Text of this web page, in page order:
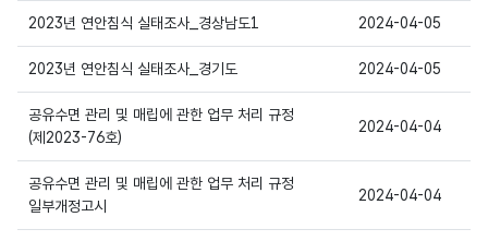
2023년 연안침식 실태조사_경상남도1 2024-04-05
2023년 연안침식 실태조사_경기도 2024-04-05
공유수면 관리 및 매립에 관한 업무 처리 규정
(제2023-76호)
2024-04-04
공유수면 관리 및 매립에 관한 업무 처리 규정
일부개정고시
2024-04-04